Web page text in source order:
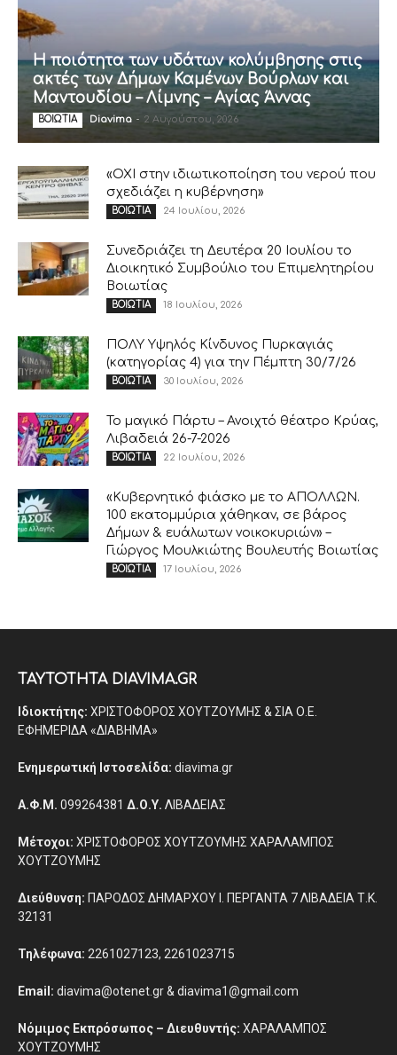
Η ποιότητα των υδάτων κολύμβησης στις
ακτές των Δήμων Καμένων Βούρλων και
Μαντουδίου – Λίμνης – Αγίας Άννας
ΒΟΙΩΤΙΑ Diavima - 2 Αυγούστου, 2026
«ΟΧΙ στην ιδιωτικοποίηση του νερού που
σχεδιάζει η κυβέρνηση»
ΒΟΙΩΤΙΑ 24 Ιουλίου, 2026
Συνεδριάζει τη Δευτέρα 20 Ιουλίου το
Διοικητικό Συμβούλιο του Επιμελητηρίου
Βοιωτίας
ΒΟΙΩΤΙΑ 18 Ιουλίου, 2026
ΠΟΛΥ Υψηλός Κίνδυνος Πυρκαγιάς
(κατηγορίας 4) για την Πέμπτη 30/7/26
ΒΟΙΩΤΙΑ 30 Ιουλίου, 2026
Το μαγικό Πάρτυ – Ανοιχτό θέατρο Κρύας,
Λιβαδειά 26-7-2026
ΒΟΙΩΤΙΑ 22 Ιουλίου, 2026
«Κυβερνητικό φιάσκο με το ΑΠΟΛΛΩΝ.
100 εκατομμύρια χάθηκαν, σε βάρος
Δήμων & ευάλωτων νοικοκυριών» –
Γιώργος Μουλκιώτης Βουλευτής Βοιωτίας
ΒΟΙΩΤΙΑ 17 Ιουλίου, 2026
ΤΑΥΤΟΤΗΤΑ DIAVIMA.GR
Ιδιοκτήτης: ΧΡΙΣΤΟΦΟΡΟΣ ΧΟΥΤΖΟΥΜΗΣ & ΣΙΑ Ο.Ε.
ΕΦΗΜΕΡΙΔΑ «ΔΙΑΒΗΜΑ»
Ενημερωτική Ιστοσελίδα: diavima.gr
Α.Φ.Μ. 099264381 Δ.Ο.Υ. ΛΙΒΑΔΕΙΑΣ
Μέτοχοι: ΧΡΙΣΤΟΦΟΡΟΣ ΧΟΥΤΖΟΥΜΗΣ ΧΑΡΑΛΑΜΠΟΣ
ΧΟΥΤΖΟΥΜΗΣ
Διεύθυνση: ΠΑΡΟΔΟΣ ΔΗΜΑΡΧΟΥ Ι. ΠΕΡΓΑΝΤΑ 7 ΛΙΒΑΔΕΙΑ Τ.Κ.
32131
Τηλέφωνα: 2261027123, 2261023715
Email: diavima@otenet.gr & diavima1@gmail.com
Νόμιμος Εκπρόσωπος – Διευθυντής: ΧΑΡΑΛΑΜΠΟΣ
ΧΟΥΤΖΟΥΜΗΣ